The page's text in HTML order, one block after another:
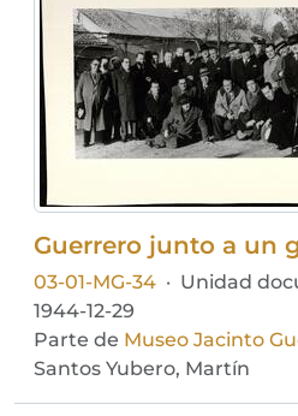
03-01-MG-34 · Unidad
1944-12-29
Parte de Museo Jacinto
Santos Yubero, Martín